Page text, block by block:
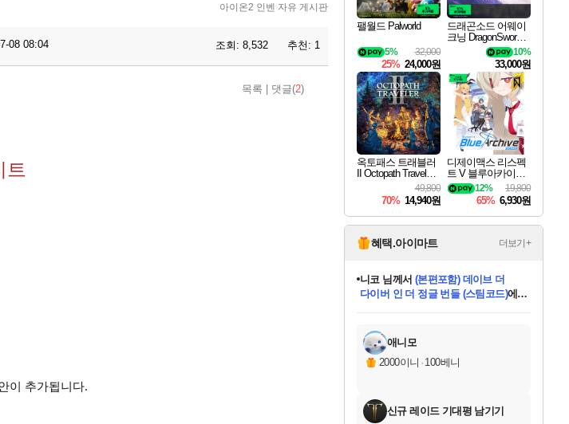
아이온2 인벤 자유 게시판
08 08:04 조회: 8,532 추천: 1
목록 댓글(2)
트
이 추가됩니다.
팰월드 Palworld
32,000
5%
25% 24,000원
드래곤소드 어웨이
크닝 DragonSword A
10%
33,000원
옥토패스 트래블러
II Octopath Traveler I
49,800
70% 14,940원
디제이맥스 리스펙
트 V 블루아카이브
팩 DJMAX RESPE
CT V Blue Archive P
ack DLC
19,800
12%
65% 6,930원
혜택.아이마트 더보기+
교환.
당첨되셨습니다.
니코님께서 (본편포함) 데이브 더
다이버 인 더 정글 번들 (스팀코드)에
당첨되셨습니다.
당첨되셨습니다.
당첨되셨습니다.
당첨되셨습니다.
당첨되셨습니다.
에디션 (스팀코드)
당첨되셨습니다.
애니모
2000이니 · 100베니
신규 레이드 기대평 남기기